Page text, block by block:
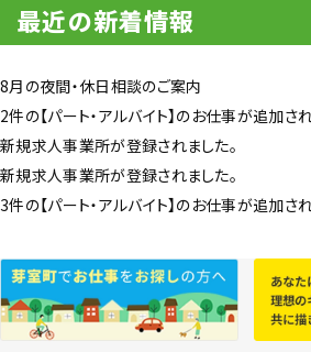
最近の新着情報
8月の夜間・休日相談のご案内
2件の【パート・アルバイト】のお仕事が追加さ
新規求人事業所が登録されました。
新規求人事業所が登録されました。
3件の【パート・アルバイト】のお仕事が追加さ